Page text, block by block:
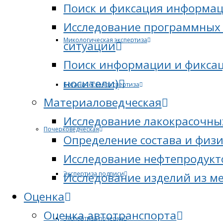
Микологическая экспертиза
Ботаническая экспертиза
Почерковедческая
Экспертиза подписи
Экспертиза почерка
Поиск и фиксация
Исследование
ситуации
Поиск информации и
носители)
Материаловедческая
Исследование
Определение состава и
Исследование
Исследование изделий из
Оценка
Оценка автотранспорта